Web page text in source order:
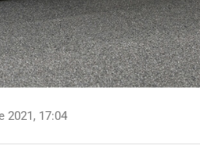
2021, 17:04